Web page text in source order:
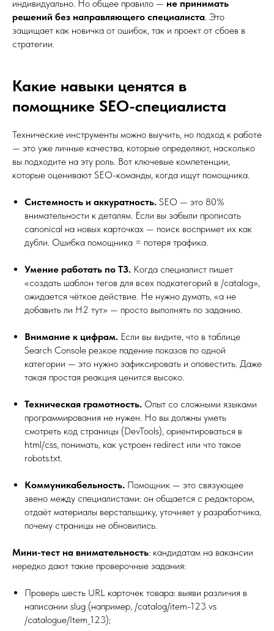
индивидуально. Но общее правило — не принимать
решений без направляющего специалиста. Это
защищает как новичка от ошибок, так и проект от сбоев в
стратегии.
Какие навыки ценятся в
помощнике SEO-специалиста
Технические инструменты можно выучить, но подход к работе
— это уже личные качества, которые определяют, насколько
вы подходите на эту роль. Вот ключевые компетенции,
которые оценивают SEO-команды, когда ищут помощника.
Системность и аккуратность. SEO — это 80%
внимательности к деталям. Если вы забыли прописать
canonical на новых карточках — поиск воспримет их как
дубли. Ошибка помощника = потеря трафика.
Умение работать по ТЗ. Когда специалист пишет
«создать шаблон тегов для всех подкатегорий в /catalog»,
ожидается чёткое действие. Не нужно думать, «а не
добавить ли H2 тут» — просто выполнять по заданию.
Внимание к цифрам. Если вы видите, что в таблице
Search Console резкое падение показов по одной
категории — это нужно зафиксировать и оповестить. Даже
такая простая реакция ценится высоко.
Техническая грамотность. Опыт со сложными языками
программирования не нужен. Но вы должны уметь
смотреть код страницы (DevTools), ориентироваться в
html/css, понимать, как устроен redirect или что такое
robots.txt.
Коммуникабельность. Помощник — это связующее
звено между специалистами: он общается с редактором,
отдаёт материалы верстальщику, уточняет у разработчика,
почему страницы не обновились.
Мини-тест на внимательность: кандидатам на вакансии
нередко дают такие проверочные задания:
Проверь шесть URL карточек товара: выяви различия в
написании slug (например, /catalog/item-123 vs
/catalogue/Item_123);